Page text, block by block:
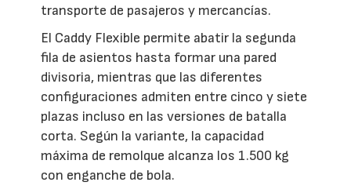
transporte de pasajeros y mercancías.
El Caddy Flexible permite abatir la segunda
fila de asientos hasta formar una pared
divisoria, mientras que las diferentes
configuraciones admiten entre cinco y siete
plazas incluso en las versiones de batalla
corta. Según la variante, la capacidad
máxima de remolque alcanza los 1.500 kg
con enganche de bola.